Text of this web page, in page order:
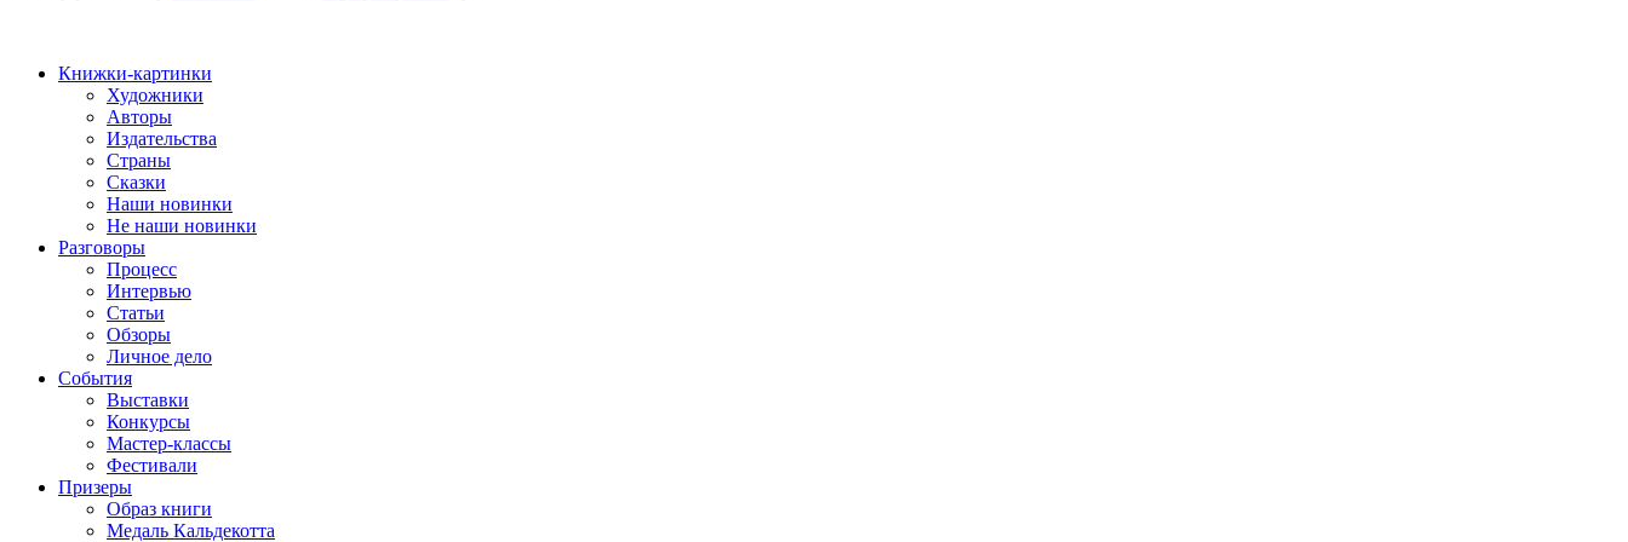
Книжки-картинки
Художники
Авторы
Издательства
Страны
Сказки
Наши новинки
Не наши новинки
Разговоры
Процесс
Интервью
Статьи
Обзоры
Личное дело
События
Выставки
Конкурсы
Мастер-классы
Фестивали
Призеры
Образ книги
Медаль Кальдекотта